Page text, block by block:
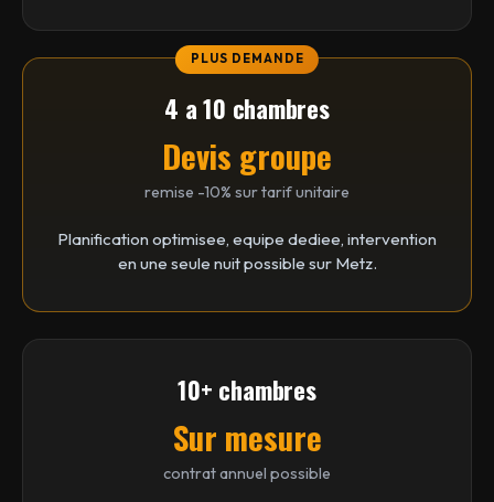
4 a 10 chambres
Devis groupe
remise -10% sur tarif unitaire
Planification optimisee, equipe dediee, intervention
en une seule nuit possible sur Metz.
10+ chambres
Sur mesure
contrat annuel possible